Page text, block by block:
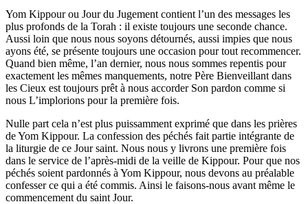
Yom Kippour ou Jour du Jugement contient l’un des messages les
plus profonds de la Torah : il existe toujours une seconde chance.
Aussi loin que nous nous soyons détournés, aussi impies que nous
ayons été, se présente toujours une occasion pour tout recommencer.
Quand bien même, l’an dernier, nous nous sommes repentis pour
exactement les mêmes manquements, notre Père Bienveillant dans
les Cieux est toujours prêt à nous accorder Son pardon comme si
nous L’implorions pour la première fois.
Nulle part cela n’est plus puissamment exprimé que dans les prières
de Yom Kippour. La confession des péchés fait partie intégrante de
la liturgie de ce Jour saint. Nous nous y livrons une première fois
dans le service de l’après-midi de la veille de Kippour. Pour que nos
péchés soient pardonnés à Yom Kippour, nous devons au préalable
confesser ce qui a été commis. Ainsi le faisons-nous avant même le
commencement du saint Jour.